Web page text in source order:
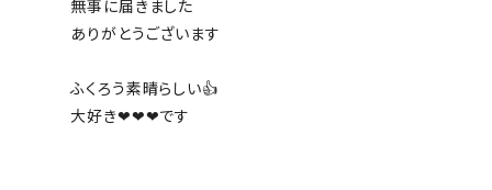
無事に届きました
ありがとうございます
ふくろう素晴らしい👍
大好き❤❤❤です